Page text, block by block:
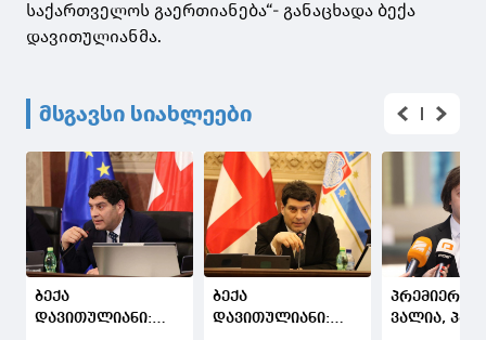
საქართველოს გაერთიანება“- განაცხადა ბექა
დავითულიანმა.
მსგავსი სიახლეები
ბექა
დავითულიანი:
ბექა
დავითულიანი:
პრემიერი:
ვალია,